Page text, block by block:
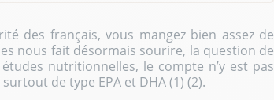
des français, vous mangez bien assez de
nous fait désormais sourire, la question de
nutritionnelles, le compte n’y est pas
de type EPA et DHA (1) (2).